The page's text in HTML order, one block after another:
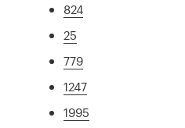
824
25
779
1247
1995